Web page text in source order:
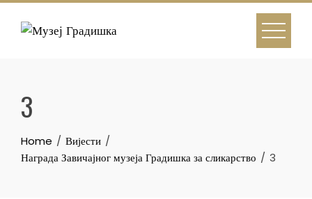
Skip
3
Home
Вијести
Награда Завичајног музеја Градишка за сликарство
3